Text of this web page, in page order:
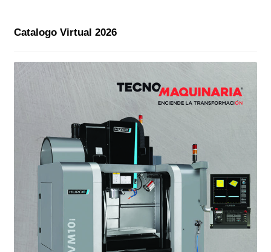
Catalogo Virtual 2026